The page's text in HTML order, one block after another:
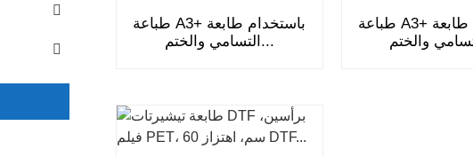
طباعة A3+ باستخدام طابعة
التسامي والختم...
طباعة A3+ باستخدام طابعة